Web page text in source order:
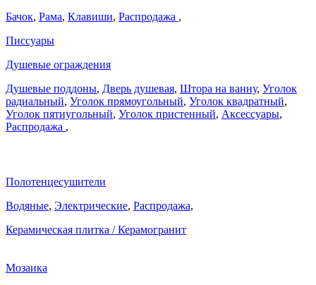
Бачок, Рама, Клавиши, Распродажа ,
Писсуары
Душевые ограждения
Душевые поддоны, Дверь душевая, Штора на ванну, Уголок
радиальный, Уголок прямоугольный, Уголок квадратный,
Уголок пятиугольный, Уголок пристенный, Аксессуары,
Распродажа ,
Полотенцесушители
Водяные, Электрические, Распродажа,
Керамическая плитка / Керамогранит
Мозаика